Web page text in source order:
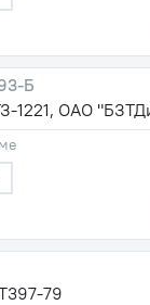
Б
1221, ОАО
79